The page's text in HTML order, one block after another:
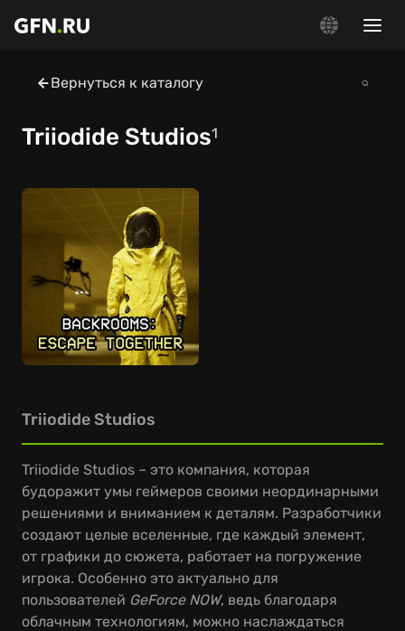
Вернуться к каталогу
Triiodide Studios1
Triiodide Studios
Triiodide Studios – это компания, которая
будоражит умы геймеров своими неординарными
решениями и вниманием к деталям. Разработчики
создают целые вселенные, где каждый элемент,
от графики до сюжета, работает на погружение
игрока. Особенно это актуально для
пользователей GeForce NOW, ведь благодаря
облачным технологиям, можно наслаждаться